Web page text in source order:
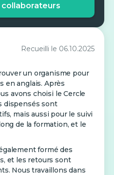
Recueilli le 06.10.2025
un organisme pour
en anglais. Après
avons choisi le Cercle
dispensés sont
mais aussi pour le suivi
de la formation, et le
formé des
et les retours sont
Nous travaillons dans